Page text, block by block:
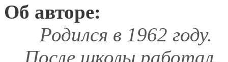
Об авторе:
Родился в 1962 году.
После школы работал,